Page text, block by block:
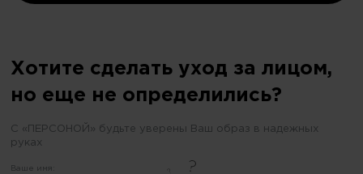
Хотите сделать уход за лицом,
но еще не определились?
С «ПЕРСОНОЙ» будьте уверены Ваш образ в надежных
руках
Ваше имя: